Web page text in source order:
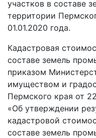
участков в составе
территории
01.01.2020 года.
Кадастровая
составе земель
приказом
имуществом и
Пермского края от
«Об утверждении
кадастровой
составе земель